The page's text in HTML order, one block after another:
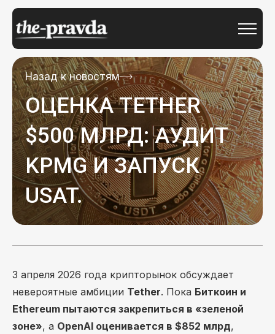
Назад к новостям
ОЦЕНКА TETHER
$500 МЛРД: АУДИТ
KPMG И ЗАПУСК
USAT.
3 апреля 2026 года крипторынок обсуждает
невероятные амбиции Tether. Пока Биткоин и
Ethereum пытаются закрепиться в «зеленой
зоне», а OpenAI оценивается в $852 млрд,